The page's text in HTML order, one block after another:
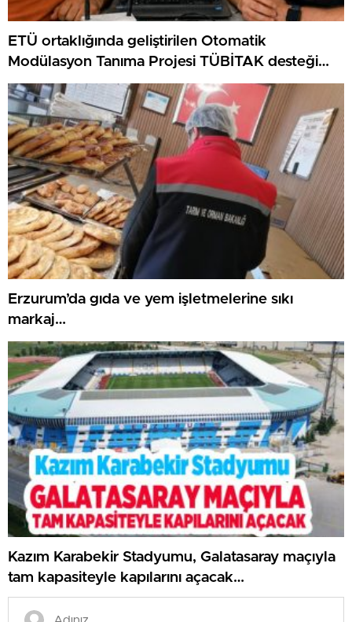
ETÜ ortaklığında geliştirilen Otomatik
Modülasyon Tanıma Projesi TÜBİTAK desteği
aldı..
Erzurum’da gıda ve yem işletmelerine sıkı
markaj…
Kazım Karabekir Stadyumu, Galatasaray maçıyla
tam kapasiteyle kapılarını açacak…